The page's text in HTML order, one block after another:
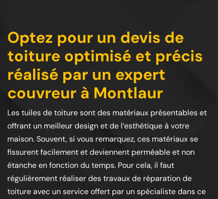
Optez pour un devis de
toiture optimisé et précis
réalisé par un expert
couvreur à Montlaur
Les tuiles de toiture sont des matériaux présentables et
offrant un meilleur design et de l’esthétique à votre
maison. Souvent, si vous remarquez, ces matériaux se
fissurent facilement et deviennent perméable et non
étanche en fonction du temps. Pour cela, il faut
régulièrement réaliser des travaux de réparation de
toiture avec un service offert par un spécialiste dans ce